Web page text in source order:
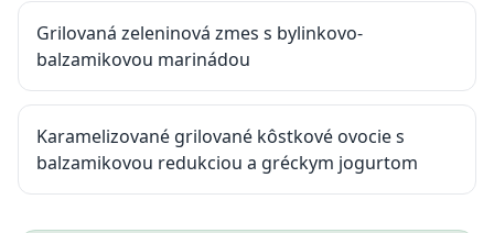
Grilovaná zeleninová zmes s bylinkovo-
balzamikovou marinádou
Karamelizované grilované kôstkové ovocie s
balzamikovou redukciou a gréckym jogurtom